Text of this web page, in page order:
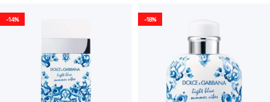
-14% -18%